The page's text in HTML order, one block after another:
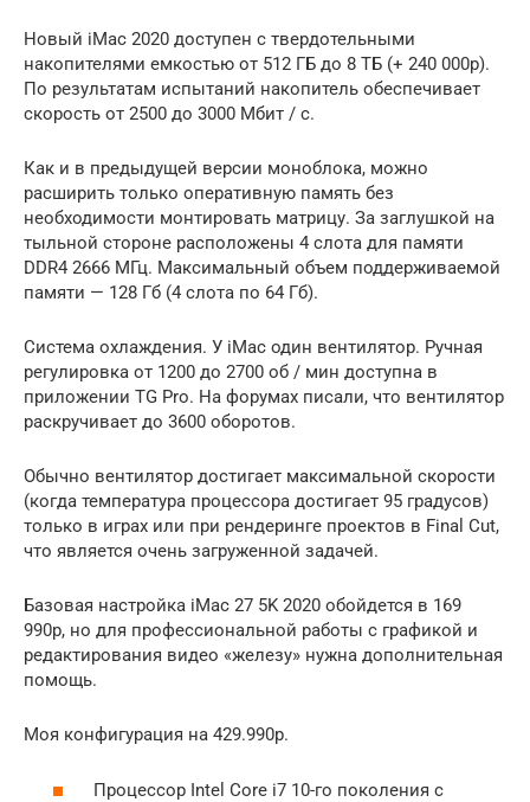
Новый iMac 2020 доступен с твердотельными
накопителями емкостью от 512 ГБ до 8 ТБ (+ 240 000p).
По результатам испытаний накопитель обеспечивает
скорость от 2500 до 3000 Мбит / с.
Как и в предыдущей версии моноблока, можно
расширить только оперативную память без
необходимости монтировать матрицу. За заглушкой на
тыльной стороне расположены 4 слота для памяти
DDR4 2666 МГц. Максимальный объем поддерживаемой
памяти — 128 Гб (4 слота по 64 Гб).
Система охлаждения. У iMac один вентилятор. Ручная
регулировка от 1200 до 2700 об / мин доступна в
приложении TG Pro. На форумах писали, что вентилятор
раскручивает до 3600 оборотов.
Обычно вентилятор достигает максимальной скорости
(когда температура процессора достигает 95 градусов)
только в играх или при рендеринге проектов в Final Cut,
что является очень загруженной задачей.
Базовая настройка iMac 27 5K 2020 обойдется в 169
990р, но для профессиональной работы с графикой и
редактирования видео «железу» нужна дополнительная
помощь.
Моя конфигурация на 429.990p.
Процессор Intel Core i7 10-го поколения с